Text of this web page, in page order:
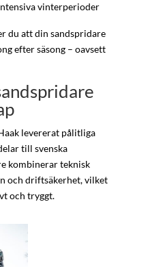
vinterperioder
du att din sandspridare
efter säsong – oavsett
levererat pålitliga
till svenska
kombinerar teknisk
och driftsäkerhet, vilket
och tryggt.